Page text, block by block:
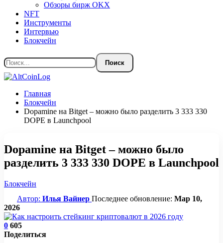
Обзоры бирж OKX
NFT
Инструменты
Интервью
Блокчейн
Главная
Блокчейн
Dopamine на Bitget – можно было разделить 3 333 330
DOPE в Launchpool
Dopamine на Bitget – можно было
разделить 3 333 330 DOPE в Launchpool
Блокчейн
Автор: Илья Вайнер Последнее обновление: Мар 10,
2026
0 605
Поделиться